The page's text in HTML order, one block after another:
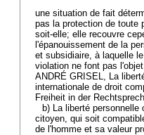
une situation de fait
pas la protection de toute
soit-elle; elle recouvre
l'épanouissement de la
et subsidiaire, à laquelle
violation ne font pas
ANDRÉ GRISEL, La
internationale de droit
Freiheit in der
b) La liberté
citoyen, qui soit
de l'homme et sa valeur